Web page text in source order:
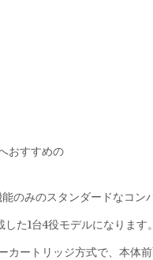
おすすめの
みのスタンダードなコン
た1台4役モデルになります。
カートリッジ方式で、本体